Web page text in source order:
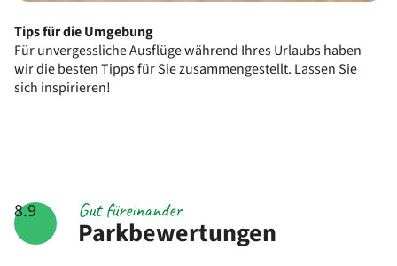
Tips für die Umgebung
Für unvergessliche Ausflüge während Ihres Urlaubs haben
wir die besten Tipps für Sie zusammengestellt. Lassen Sie
sich inspirieren!
8.9
Parkbewertungen
Gut füreinander